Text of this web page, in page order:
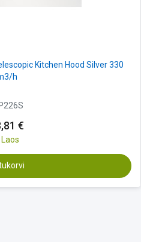
Kitchen Hood Silver 330
h
€
Laos